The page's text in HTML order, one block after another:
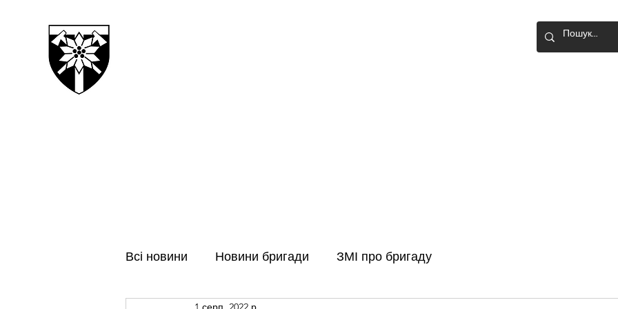
Всі новини Новини бригади ЗМІ про бригаду